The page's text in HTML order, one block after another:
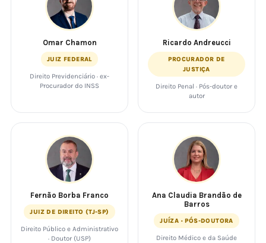
Omar Chamon
JUIZ FEDERAL
Direito Previdenciário · ex-
Procurador do INSS
Ricardo Andreucci
PROCURADOR DE
JUSTIÇA
Direito Penal · Pós-doutor e
autor
Fernão Borba Franco
JUIZ DE DIREITO (TJ-SP)
Direito Público e Administrativo
· Doutor (USP)
Ana Claudia Brandão de
Barros
JUÍZA · PÓS-DOUTORA
Direito Médico e da Saúde